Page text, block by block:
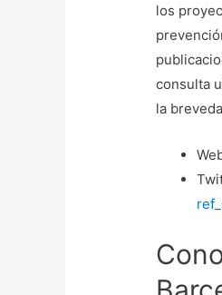
los
consulta
la